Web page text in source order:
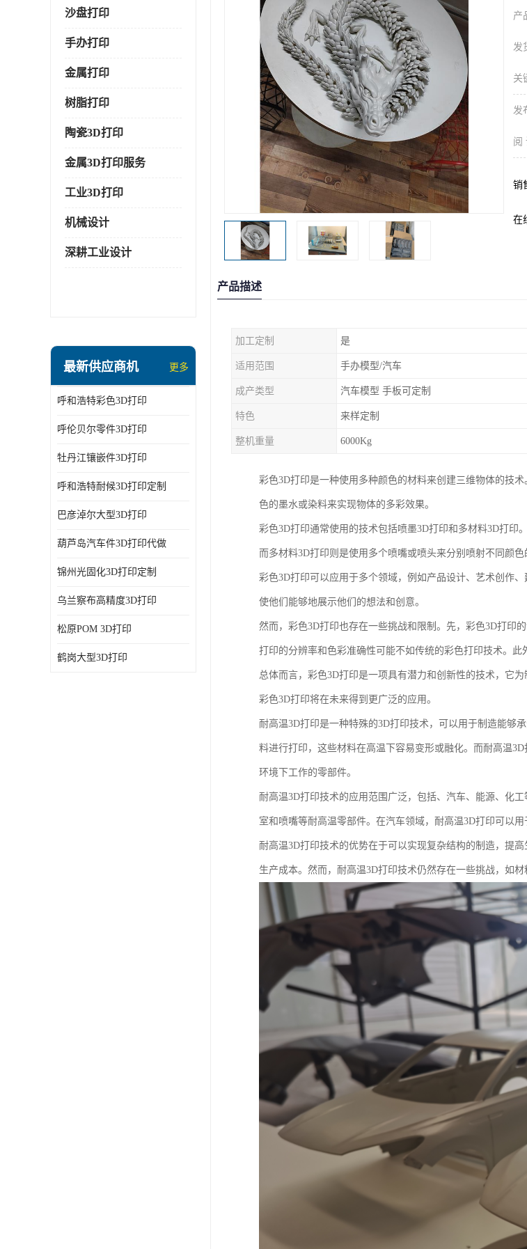
沙盘打印
手办打印
金属打印
树脂打印
陶瓷3D打印
金属3D打印服务
工业3D打印
机械设计
深耕工业设计
最新供应商机 更多
呼和浩特彩色3D打印
呼伦贝尔零件3D打印
牡丹江镶嵌件3D打印
呼和浩特耐候3D打印定制
巴彦淖尔大型3D打印
葫芦岛汽车件3D打印代做
锦州光固化3D打印定制
乌兰察布高精度3D打印
松原POM 3D打印
鹤岗大型3D打印
产
发
关
发
阅
销
在
产品描述
加工定制 是
适用范围 手办模型/汽车
成产类型 汽车模型 手板可定制
特色 来样定制
整机重量 6000Kg
彩色3D打印是一种使用多种颜色的材料来创建三维物体的技
色的墨水或染料来实现物体的多彩效果。
彩色3D打印通常使用的技术包括喷墨3D打印和多材料3D打印
而多材料3D打印则是使用多个喷嘴或喷头来分别喷射不同颜
彩色3D打印可以应用于多个领域，例如产品设计、艺术创作
使他们能够地展示他们的想法和创意。
然而，彩色3D打印也存在一些挑战和限制。先，彩色3D打印
打印的分辨率和色彩准确性可能不如传统的彩色打印技术。此
总体而言，彩色3D打印是一项具有潜力和创新性的技术，它
彩色3D打印将在未来得到更广泛的应用。
耐高温3D打印是一种特殊的3D打印技术，可以用于制造能够
料进行打印，这些材料在高温下容易变形或融化。而耐高温
环境下工作的零部件。
耐高温3D打印技术的应用范围广泛，包括、汽车、能源、化
室和喷嘴等耐高温零部件。在汽车领域，耐高温3D打印可以
耐高温3D打印技术的优势在于可以实现复杂结构的制造，提
生产成本。然而，耐高温3D打印技术仍然存在一些挑战，如